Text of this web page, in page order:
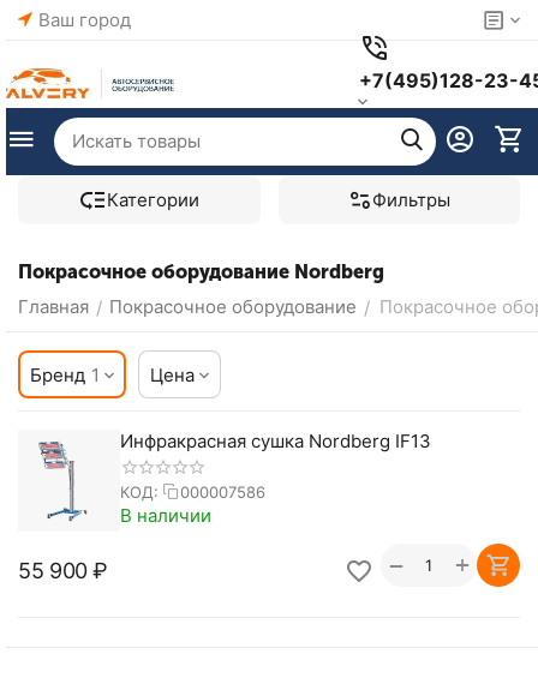
Ваш город
+7(495)128-23-
Категории Фильтры
Покрасочное оборудование Nordberg
Главная / Покрасочное оборудование / Покрасочное
Бренд 1 Цена
Инфракрасная сушка Nordberg IF13
КОД: 000007586
В наличии
55 900₽ +
−